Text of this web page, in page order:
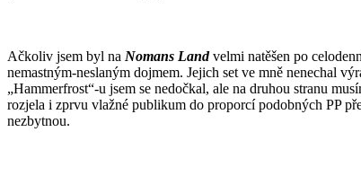
Ačkoliv jsem byl na Nomans Landvelmi natěšen po
nemastným-neslaným dojmem. Jejich set ve mně nenechal
„Hammerfrost“-u jsem se nedočkal, ale na druhou stranu
rozjela i zprvu vlažné publikum do proporcí podobných PP
nezbytnou.